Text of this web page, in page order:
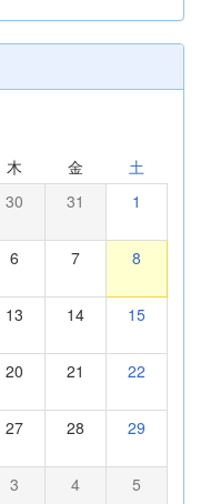
木 金 土
30 31 1
6 7 8
13 14 15
20 21 22
27 28 29
3 4 5